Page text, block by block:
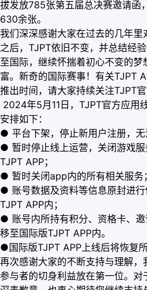
拔发放785张第五届总决赛邀请函
630余张。
我们深深感谢大家在过去的几年里
之后，TJPT依旧不变，并总结经
至国际，继续怀揣着初心不变的
富。新奇的国际赛事！有关TJPT
推出时间，请大家持续关注TJPT官
2024年5月11日，TJPT官方应用
安排如下：
● 平台下架，停止新用户注册，无
● 暂时停止线上运营，关闭游戏
TJPT APP；
● 暂时关闭app内的所有相关服务；
● 账号数据及资料等信息原封进
TJPT APP内；
● 账号内所持有积分、资格卡、
移至国际版TJPT APP内。
●国际版TJPT APP上线后将恢复所
再次感谢大家的不断支持与理解
参与者的切身利益放在第一位。